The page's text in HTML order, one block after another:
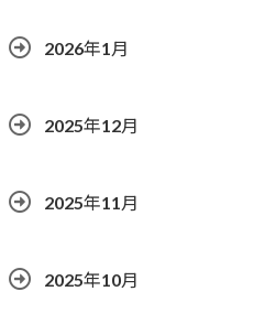
2026年1月
2025年12月
2025年11月
2025年10月